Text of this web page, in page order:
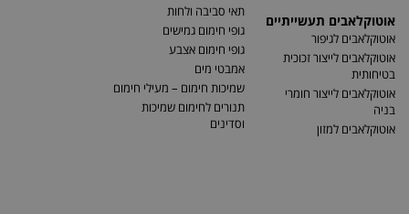
אוטוקלאבים תעשייתיים
אוטוקלאבים לגיפור
אוטוקלאבים לייצור זכוכית
בטיחותית
אוטוקלאבים לייצור חומרי
בניה
אוטוקלאבים למזון
תאי סביבה ולחות
גופי חימום גמישים
גופי חימום אצבע
אמבטי מים
שמיכות חימום – מעילי חימום
תנורים לחימום שמיכות
וסדינים